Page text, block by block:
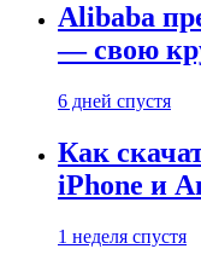
Alibaba
— свою
6 дней спустя
Как
iPhone и
1 неделя спустя